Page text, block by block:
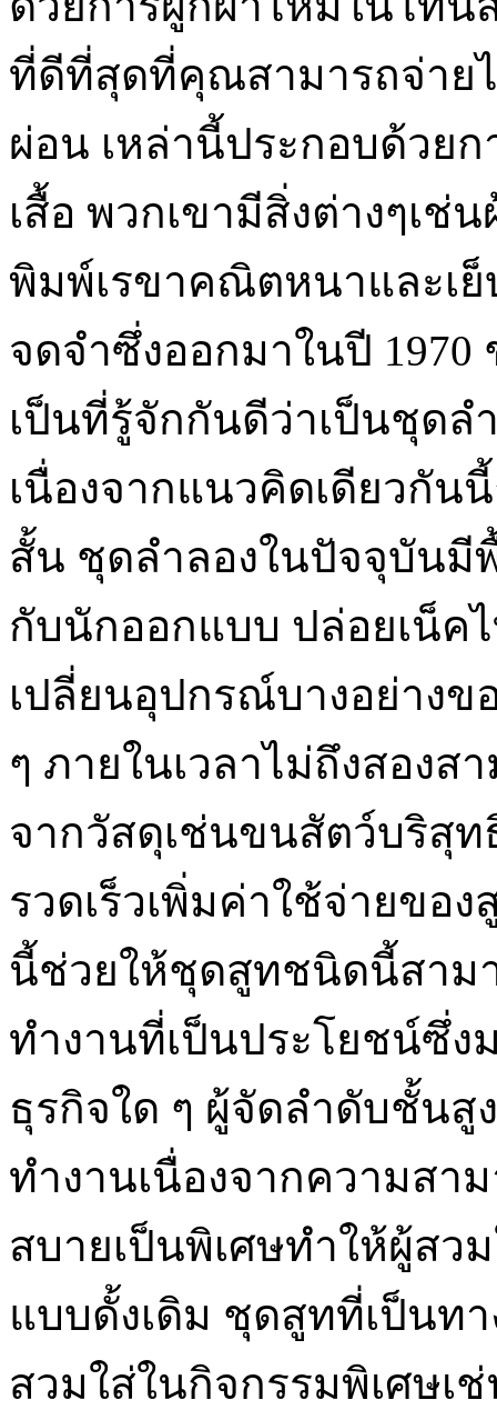
ที่ดีที่สุดที่คุณสามารถจ่าย
ผ่อน เหล่านี้ประกอบด้วยก
เสื้อ พวกเขามีสิ่งต่างๆเ
พิมพ์เรขาคณิตหนาและเ
จดจำซึ่งออกมาในปี
เป็นที่รู้จักกันดีว่าเป็นชุดล
เนื่องจากแนวคิดเดียวกั
สั้น ชุดลำลองในปัจจุบันมี
กับนักออกแบบ ปล่อยเน็ค
เปลี่ยนอุปกรณ์บางอย่าง
ๆ ภายในเวลาไม่ถึงสอง
จากวัสดุเช่นขนสัตว์บริสุ
รวดเร็วเพิ่มค่าใช้จ่ายขอ
นี้ช่วยให้ชุดสูทชนิดนี้สาม
ทำงานที่เป็นประโยชน์ซึ่ง
ธุรกิจใด ๆ ผู้จัดลำดับชั้น
ทำงานเนื่องจากความสา
สบายเป็นพิเศษทำให้ผู้ส
แบบดั้งเดิม ชุดสูทที่เป็นท
สวมใส่ในกิจกรรมพิเศษเ